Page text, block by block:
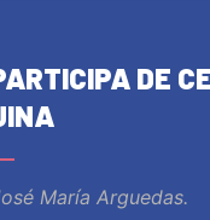
DE
María Arguedas.